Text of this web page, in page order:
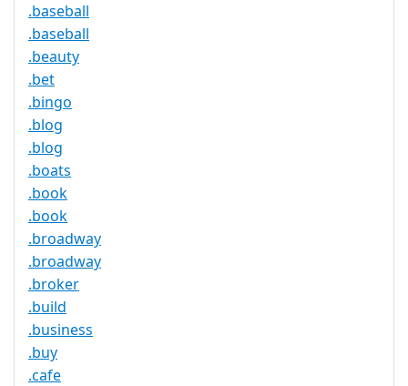
.baseball
.baseball
.beauty
.bet
.bingo
.blog
.blog
.boats
.book
.book
.broadway
.broadway
.broker
.build
.business
.buy
.cafe